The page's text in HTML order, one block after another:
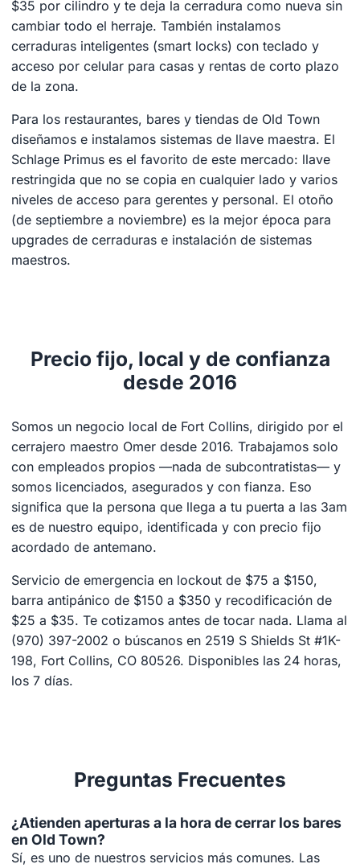
$35 por cilindro y te deja la cerradura como nueva sin
cambiar todo el herraje. También instalamos
cerraduras inteligentes (smart locks) con teclado y
acceso por celular para casas y rentas de corto plazo
de la zona.
Para los restaurantes, bares y tiendas de Old Town
diseñamos e instalamos sistemas de llave maestra. El
Schlage Primus es el favorito de este mercado: llave
restringida que no se copia en cualquier lado y varios
niveles de acceso para gerentes y personal. El otoño
(de septiembre a noviembre) es la mejor época para
upgrades de cerraduras e instalación de sistemas
maestros.
Precio fijo, local y de confianza
desde 2016
Somos un negocio local de Fort Collins, dirigido por el
cerrajero maestro Omer desde 2016. Trabajamos solo
con empleados propios —nada de subcontratistas— y
somos licenciados, asegurados y con fianza. Eso
significa que la persona que llega a tu puerta a las 3am
es de nuestro equipo, identificada y con precio fijo
acordado de antemano.
Servicio de emergencia en lockout de $75 a $150,
barra antipánico de $150 a $350 y recodificación de
$25 a $35. Te cotizamos antes de tocar nada. Llama al
(970) 397-2002 o búscanos en 2519 S Shields St #1K-
198, Fort Collins, CO 80526. Disponibles las 24 horas,
los 7 días.
Preguntas Frecuentes
¿Atienden aperturas a la hora de cerrar los bares
en Old Town?
Sí, es uno de nuestros servicios más comunes. Las